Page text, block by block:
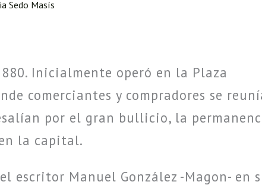
Sedo Masís
Inicialmente operó en la Plaza
comerciantes y compradores se
por el gran bullicio, la
la capital.
escritor Manuel González -Magon- en